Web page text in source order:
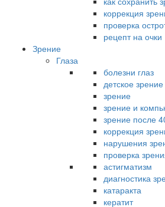
коррекция
проверка
рецепт на очки
Зрение
Глаза
болезни глаз
детское зрение
зрение
зрение и
зрение после
коррекция
нарушения
проверка
астигматизм
диагностика
катаракта
кератит